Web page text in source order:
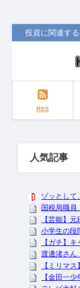
投資に関連す
RSS
人気記事